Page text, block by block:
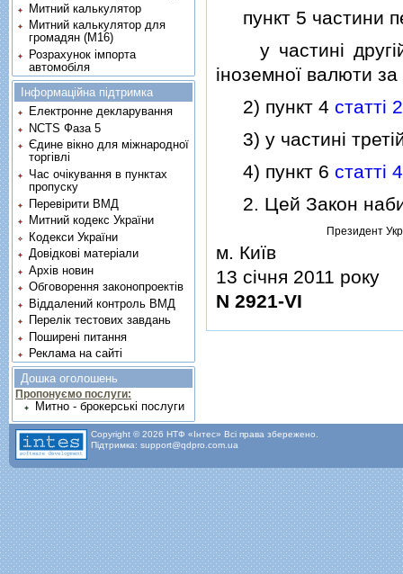
пункт 5 частини
у частинi другiй
iноземної валюти
2) пункт 4 статтi 2
3) у частинi
4) пункт 6 статтi 4
2. Цей Закон
Президент
м. Київ
13 сiчня 2011 року
N 2921-VI
Митний калькулятор
Митний калькулятор для
громадян (М16)
Розрахунок імпорта
автомобіля
Інформаційна підтримка
Електронне декларування
NCTS Фаза 5
Єдине вікно для міжнародної
торгівлі
Час очікування в пунктах
пропуску
Перевірити ВМД
Митний кодекс України
Кодекси України
Довідкові матеріали
Архів новин
Обговорення законопроектів
Віддалений контроль ВМД
Перелік тестових завдань
Поширені питання
Реклама на сайті
Дошка оголошень
Пропонуємо послуги:
Митно - брокерські послуги
Copyright © 2026 НТФ «Інтес» Всі права збережено.
Підтримка: support@qdpro.com.ua